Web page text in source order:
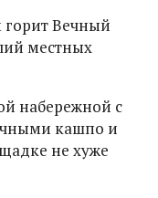
Вечный
местных
набережной с
кашпо и
не хуже